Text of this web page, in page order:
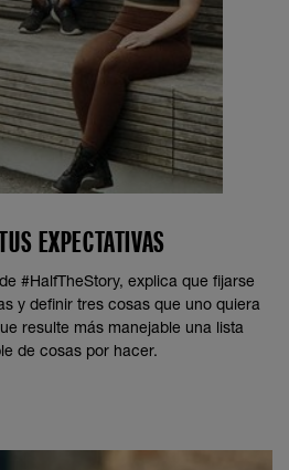
EXPECTATIVAS
#HalfTheStory, explica que fijarse
y definir tres cosas que uno quiera
resulte más manejable una lista
de cosas por hacer.